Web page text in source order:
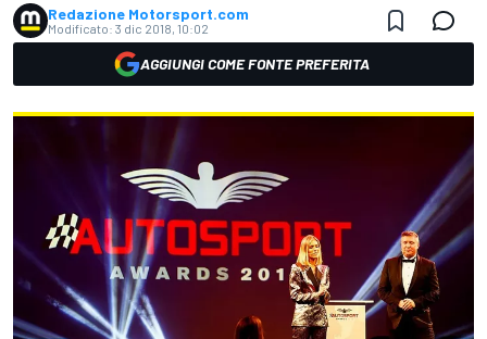
Redazione Motorsport.com
Modificato: 3 dic 2018, 10:02
AGGIUNGI COME FONTE PREFERITA